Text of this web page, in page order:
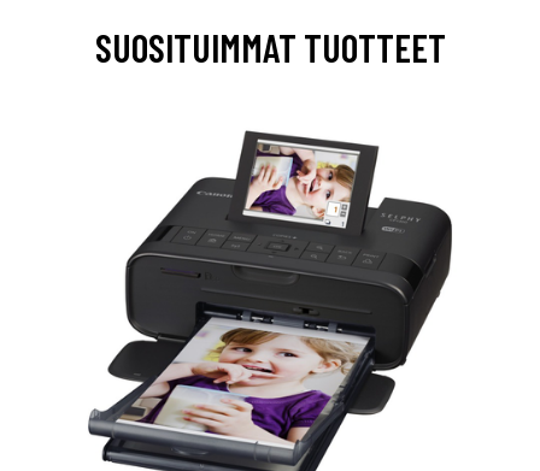
SUOSITUIMMAT TUOTTEET